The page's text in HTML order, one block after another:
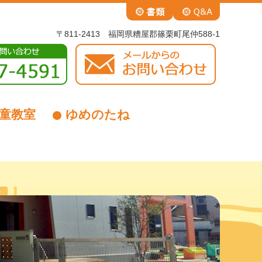
〒811-2413 福岡県糟屋郡篠栗町尾仲588-1
教室 ゆめのたね